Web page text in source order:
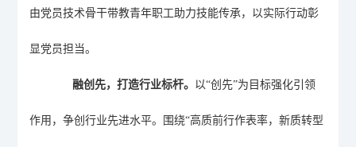
由党员技术骨干带教青年职工助力技能传承，以实际行动彰
显党员担当。
融创先，打造行业标杆。 以“创先”为目标强化引领
作用，争创行业先进水平。围绕“高质前行作表率，新质转型